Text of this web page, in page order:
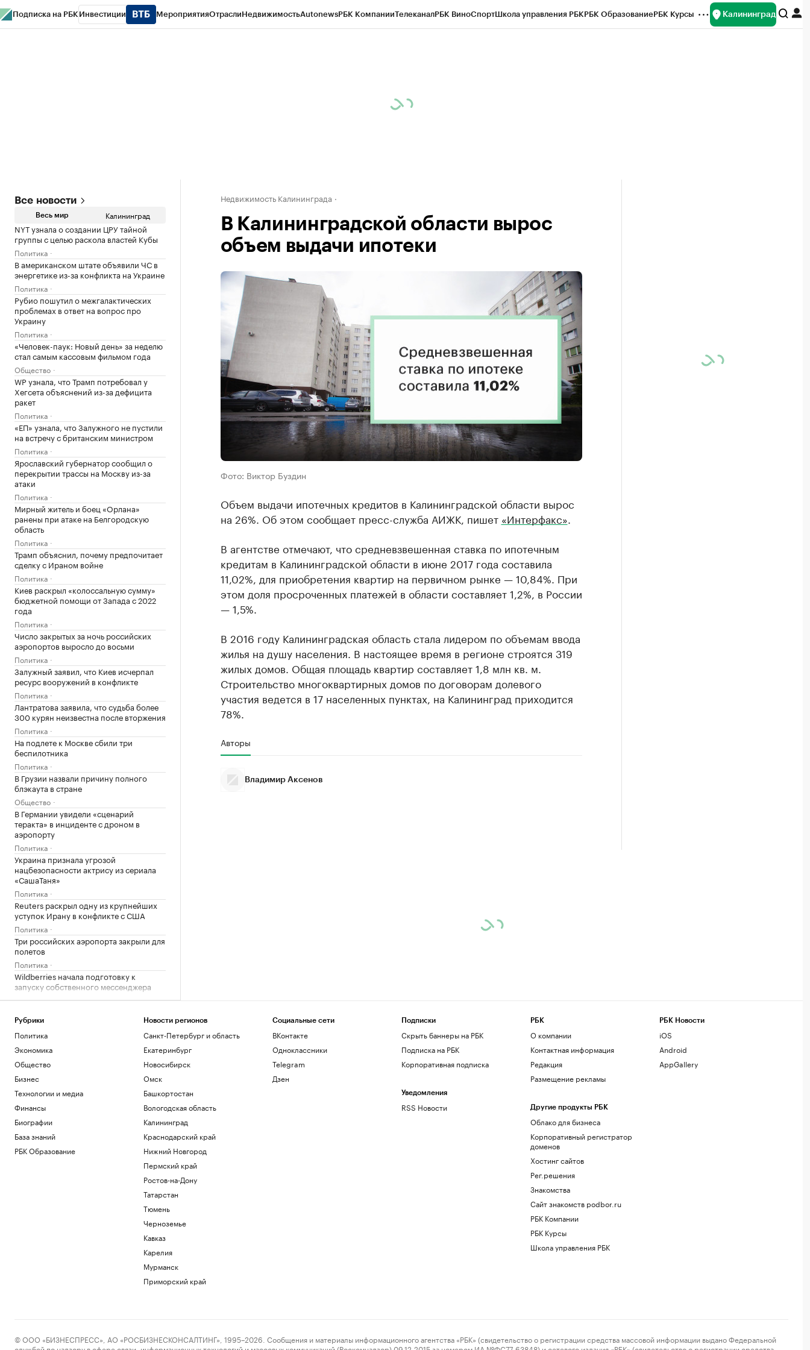
Подписка на РБК Инвестиции МероприятияОтраслиНедвижимостьAutonewsРБК КомпанииТелеканалРБК ВиноСпортШкола управления РБКРБК ОбразованиеРБК Курсы Калининград
Все новости
Весь мир Калининград
NYT узнала о создании ЦРУ тайной
группы с целью раскола властей Кубы
Политика
В американском штате объявили ЧС в
энергетике из-за конфликта на Украине
Политика
Рубио пошутил о межгалактических
проблемах в ответ на вопрос про
Украину
Политика
«Человек-паук: Новый день» за неделю
стал самым кассовым фильмом года
Общество
WP узнала, что Трамп потребовал у
Хегсета объяснений из-за дефицита
ракет
Политика
«ЕП» узнала, что Залужного не пустили
на встречу с британским министром
Политика
Ярославский губернатор сообщил о
перекрытии трассы на Москву из-за
атаки
Политика
Мирный житель и боец «Орлана»
ранены при атаке на Белгородскую
область
Политика
Трамп объяснил, почему предпочитает
сделку с Ираном войне
Политика
Киев раскрыл «колоссальную сумму»
бюджетной помощи от Запада с 2022
года
Политика
Число закрытых за ночь российских
аэропортов выросло до восьми
Политика
Залужный заявил, что Киев исчерпал
ресурс вооружений в конфликте
Политика
Лантратова заявила, что судьба более
300 курян неизвестна после вторжения
Политика
На подлете к Москве сбили три
беспилотника
Политика
В Грузии назвали причину полного
блэкаута в стране
Общество
В Германии увидели «сценарий
теракта» в инциденте с дроном в
аэропорту
Политика
Украина признала угрозой
нацбезопасности актрису из сериала
«СашаТаня»
Политика
Reuters раскрыл одну из крупнейших
уступок Ирану в конфликте с США
Политика
Три российских аэропорта закрыли для
полетов
Политика
Wildberries начала подготовку к
запуску собственного мессенджера
Технологии и медиа
Недвижимость Калининграда
В Калининградской области вырос
объем выдачи ипотеки
Фото: Виктор Буздин
Объем выдачи ипотечных кредитов в Калининградской области вырос
на 26%. Об этом сообщает пресс-служба АИЖК, пишет «Интерфакс»
В агентстве отмечают, что средневзвешенная ставка по ипотечным
кредитам в Калининградской области в июне 2017 года составила
11,02%, для приобретения квартир на первичном рынке — 10,84%. При
этом доля просроченных платежей в области составляет 1,2%, в России
— 1,5%.
В 2016 году Калининградская область стала лидером по объемам ввода
жилья на душу населения. В настоящее время в регионе строятся 319
жилых домов. Общая площадь квартир составляет 1,8 млн кв. м.
Строительство многоквартирных домов по договорам долевого
участия ведется в 17 населенных пунктах, на Калининград приходится
78%.
Авторы
Владимир Аксенов
Рубрики
Политика
Экономика
Общество
Бизнес
Технологии и медиа
Финансы
Биографии
База знаний
РБК Образование
Новости регионов
Санкт-Петербург и область
Екатеринбург
Новосибирск
Омск
Башкортостан
Вологодская область
Калининград
Краснодарский край
Нижний Новгород
Пермский край
Ростов-на-Дону
Татарстан
Тюмень
Черноземье
Кавказ
Карелия
Мурманск
Приморский край
Социальные сети
ВКонтакте
Одноклассники
Telegram
Дзен
Подписки
Скрыть баннеры на РБК
Подписка на РБК
Корпоративная подписка
Уведомления
RSS Новости
РБК
О компании
Контактная информация
Редакция
Размещение рекламы
Другие продукты РБК
Облако для бизнеса
Корпоративный регистратор
доменов
Хостинг сайтов
Рег.решения
Знакомства
Сайт знакомств podbor.ru
РБК Компании
РБК Курсы
Школа управления РБК
РБК Новости
iOS
Android
AppGallery
© ООО «БИЗНЕСПРЕСС», АО «РОСБИЗНЕСКОНСАЛТИНГ», 1995–2026. Сообщения и материалы информационного агентства «РБК» (свидетельство о регистрации средства массовой информации выдано Федеральной